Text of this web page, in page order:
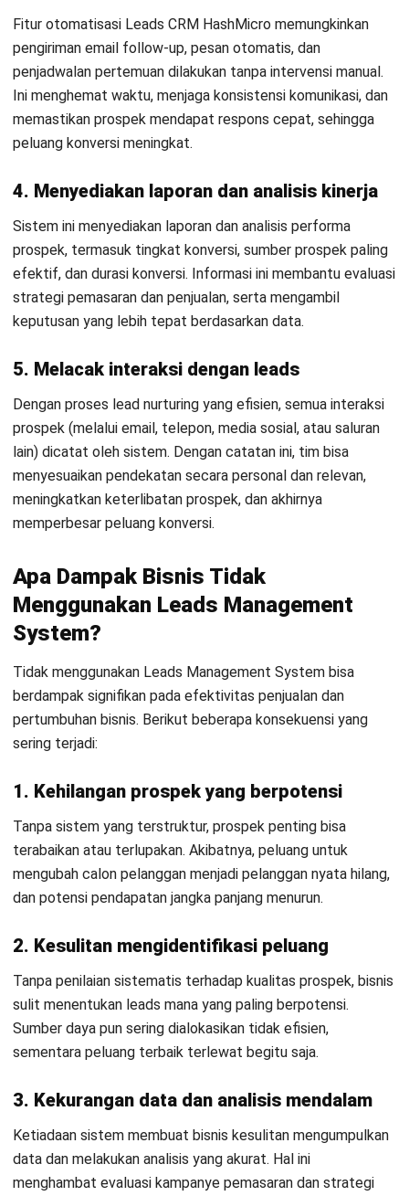
Penggunaan sistem ini memungkinkan tim pemasaran dan
penjualan untuk bekerja lebih terstruktur dan efisien,
adalah beberapa manfaat utama dari penerapan Leads
1. Organisasi data pelanggan yang lebih baik
Sistem ini memungkinkan semua informasi prospek
tersimpan secara terpusat dan terstruktur. Dengan data
menindaklanjuti leads dengan lebih efisien dan membuat
baik.
2. Meningkatkan efisiensi dan produktivitas
Fitur otomatisasi dalam sistem membantu tim mengerjakan
tugas rutin, seperti pengiriman email follow-up atau
tim bisa fokus pada kegiatan strategis, seperti membina
prospek yang berpotensi tinggi dan merancang strategi
pemasaran lebih efektif.
3. Meningkatkan konversi leads menjadi
pelanggan
Dengan sistem yang menilai kualitas prospek dan memantau
interaksi secara terstruktur, tim penjualan dapat
meningkatkan kemungkinan leads berubah menjadi
4. Meningkatkan pengalaman pelanggan
Akses ke data prospek yang terorganisir memungkinkan
Pendekatan ini membantu membangun hubungan lebih kuat,
pelanggan menjadi lebih menyenangkan.
Bagaimana Proses Leads
Setiap langkah Leads Management dirancang untuk
memastikan prospek ditangani secara efektif, dari
identifikasi awal hingga konversi menjadi pelanggan. Berikut
adalah tahapan penting dalam proses pengelolaannya: